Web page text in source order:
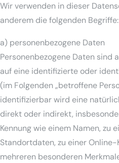
Wir verwenden in dieser
anderem die folgenden Begriffe:
a) personenbezogene Daten
Personenbezogene Daten sind
auf eine identifizierte oder
(im Folgenden „betroffene
identifizierbar wird eine
direkt oder indirekt,
Kennung wie einem Namen, zu
Standortdaten, zu einer
mehreren besonderen